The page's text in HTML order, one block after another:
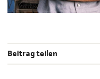
Beitrag teilen